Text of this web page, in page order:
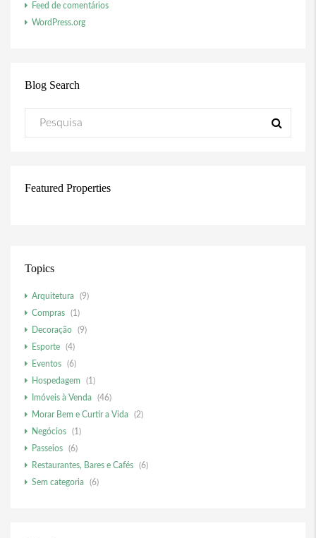
Feed de comentários
WordPress.org
Blog Search
Featured Properties
Topics
Arquitetura
(9)
Compras
(1)
Decoração
(9)
Esporte
(4)
Eventos
(6)
Hospedagem
(1)
Imóveis à Venda
(46)
Morar Bem e Curtir a Vida
(2)
Negócios
(1)
Passeios
(6)
Restaurantes, Bares e Cafés
(6)
Sem categoria
(6)